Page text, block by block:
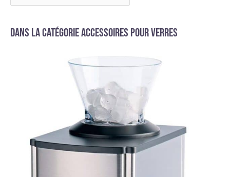
Dans la catégorie Accessoires pour verres